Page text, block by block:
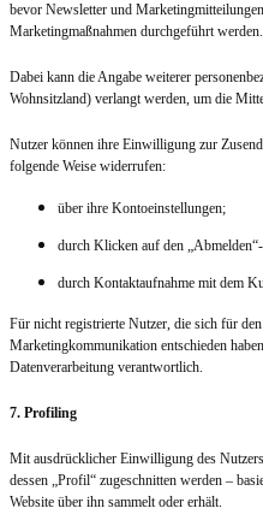
bevor Newsletter und
Marketingmaßnahmen durchgeführt werden.
Dabei kann die Angabe weiterer
Wohnsitzland) verlangt werden, um die
Nutzer können ihre Einwilligung zur
folgende Weise widerrufen:
über ihre Kontoeinstellungen;
durch Klicken auf den
durch Kontaktaufnahme mit dem
Für nicht registrierte Nutzer, die sich für
Marketingkommunikation entschieden
Datenverarbeitung verantwortlich.
7. Profiling
Mit ausdrücklicher Einwilligung des
dessen „Profil“ zugeschnitten werden –
Website über ihn sammelt oder erhält.